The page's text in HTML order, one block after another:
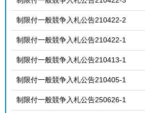
制限付一般競争入札公告210422-2
制限付一般競争入札公告210422-1
制限付一般競争入札公告210413-1
制限付一般競争入札公告210405-1
制限付一般競争入札公告250626-1